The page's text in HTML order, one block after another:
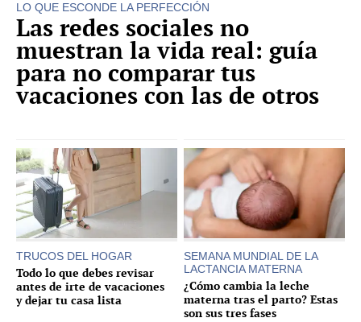
LO QUE ESCONDE LA PERFECCIÓN
Las redes sociales no
muestran la vida real: guía
para no comparar tus
vacaciones con las de otros
TRUCOS DEL HOGAR
Todo lo que debes revisar
antes de irte de vacaciones
y dejar tu casa lista
SEMANA MUNDIAL DE LA
LACTANCIA MATERNA
¿Cómo cambia la leche
materna tras el parto? Estas
son sus tres fases